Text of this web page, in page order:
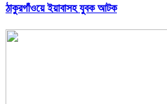
ঠাকুরগাঁওয়ে ইয়াবাসহ যুবক আটক